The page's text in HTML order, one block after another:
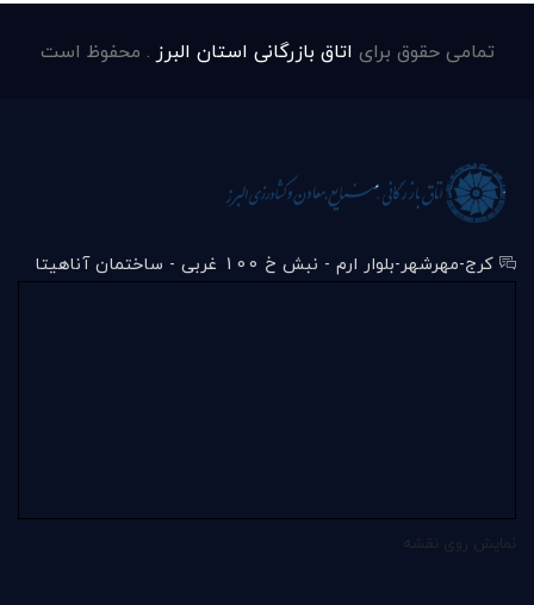
تمامی حقوق برای اتاق بازرگانی استان البرز . محفوظ است
کرج-مهرشهر-بلوار ارم - نبش خ 100 غربی - ساختمان آناهیتا